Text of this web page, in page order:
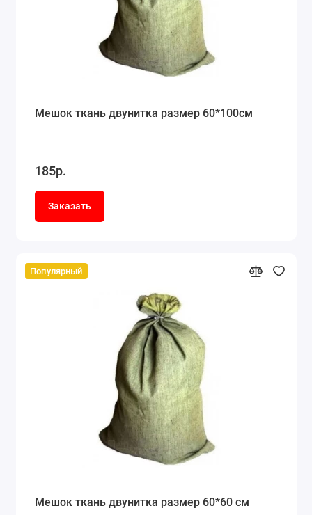
Мешок ткань двунитка размер 60*100см
185р.
Заказать
Популярный
Мешок ткань двунитка размер 60*60 см